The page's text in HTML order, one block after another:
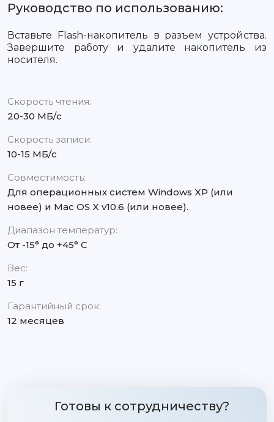
Руководство по использованию:
Вставьте Flash-накопитель в разъем устройства.
Завершите работу и удалите накопитель из
носителя.
Скорость чтения:
20-30 МБ/с
Скорость записи:
10-15 МБ/с
Совместимость:
Для операционных систем Windows XP (или
новее) и Mac OS X v10.6 (или новее).
Диапазон температур:
От -15° до +45° С
Вес:
15 г
Гарантийный срок:
12 месяцев
Готовы к сотрудничеству?